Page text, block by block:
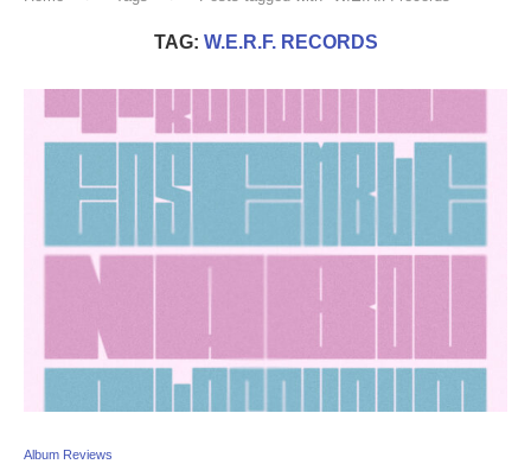
TAG: W.E.R.F. RECORDS
Album Reviews